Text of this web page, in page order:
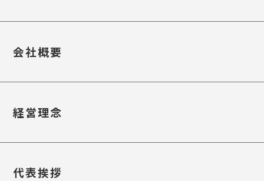
会社概要
経営理念
代表挨拶